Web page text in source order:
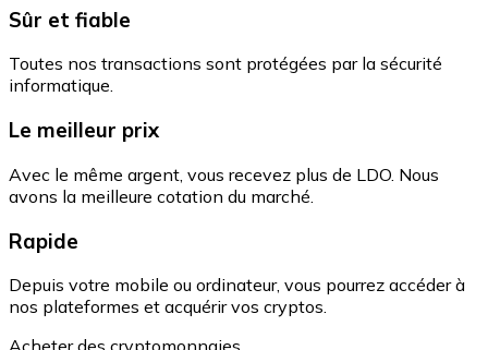
Sûr et fiable
Toutes nos transactions sont protégées par la sécurité
informatique.
Le meilleur prix
Avec le même argent, vous recevez plus de LDO. Nous
avons la meilleure cotation du marché.
Rapide
Depuis votre mobile ou ordinateur, vous pourrez accéder à
nos plateformes et acquérir vos cryptos.